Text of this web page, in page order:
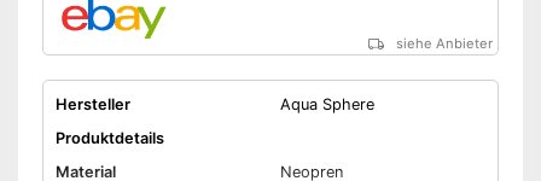
siehe Anbieter
Hersteller
Aqua Sphere
Produktdetails
Material
Neopren